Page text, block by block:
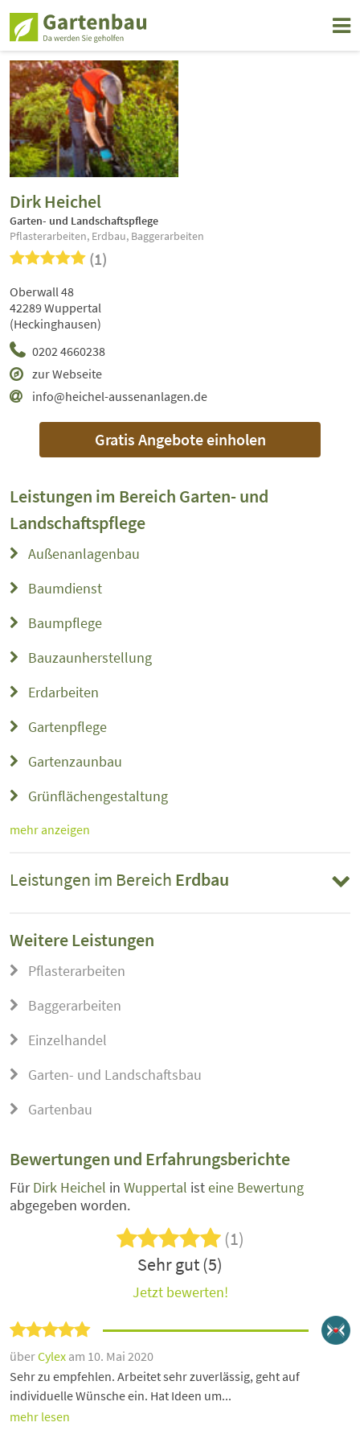
Dirk Heichel
Garten- und Landschaftspflege
Pflasterarbeiten, Erdbau, Baggerarbeiten
(1)
0202 4660238
zur Webseite
info@heichel-aussenanlagen.de
Oberwall 48
42289 Wuppertal
(Heckinghausen)
Gratis Angebote einholen
Leistungen im Bereich Garten- und
Landschaftspflege
Außenanlagenbau
Baumdienst
Baumpflege
Bauzaunherstellung
Erdarbeiten
Gartenpflege
Gartenzaunbau
Grünflächengestaltung
mehr anzeigen
Leistungen im Bereich Erdbau
Weitere Leistungen
Pflasterarbeiten
Baggerarbeiten
Einzelhandel
Garten- und Landschaftsbau
Gartenbau
Bewertungen und Erfahrungsberichte
FürDirk Heichel in Wuppertal isteine Bewertung
abgegeben worden.
(1)
Sehr gut (5)
Jetzt bewerten!
überCylex am 10. Mai 2020
Sehr zu empfehlen. Arbeitet sehr zuverlässig, geht auf
individuelle Wünsche ein. Hat Ideen um...
mehr lesen